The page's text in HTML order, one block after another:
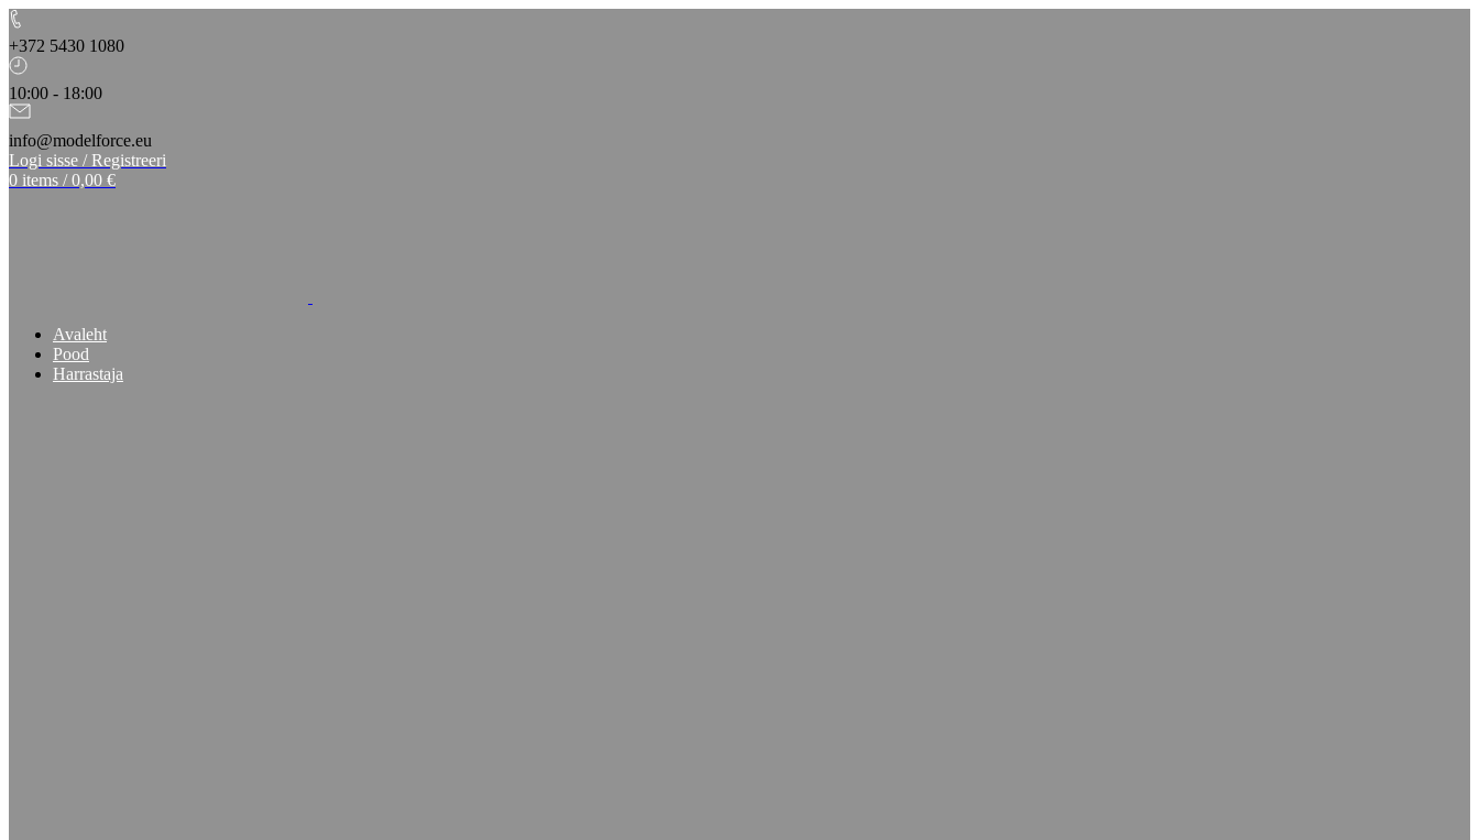
+372 5430 1080
10:00 - 18:00
info@modelforce.eu
Logi sisse / Registreeri
0 items / 0,00 €
Avaleht
Pood
Harrastaja